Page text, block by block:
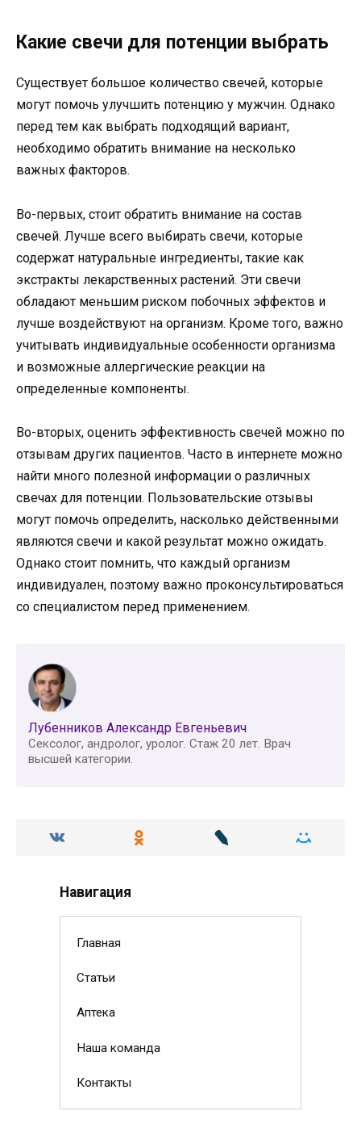
Какие свечи для потенции выбрать
Существует большое количество свечей, которые
могут помочь улучшить потенцию у мужчин. Однако
перед тем как выбрать подходящий вариант,
необходимо обратить внимание на несколько
важных факторов.
Во-первых, стоит обратить внимание на состав
свечей. Лучше всего выбирать свечи, которые
содержат натуральные ингредиенты, такие как
экстракты лекарственных растений. Эти свечи
обладают меньшим риском побочных эффектов и
лучше воздействуют на организм. Кроме того, важно
учитывать индивидуальные особенности организма
и возможные аллергические реакции на
определенные компоненты.
Во-вторых, оценить эффективность свечей можно по
отзывам других пациентов. Часто в интернете можно
найти много полезной информации о различных
свечах для потенции. Пользовательские отзывы
могут помочь определить, насколько действенными
являются свечи и какой результат можно ожидать.
Однако стоит помнить, что каждый организм
индивидуален, поэтому важно проконсультироваться
со специалистом перед применением.
Лубенников Александр Евгеньевич
Сексолог, андролог, уролог. Стаж 20 лет. Врач
высшей категории.
Навигация
Главная
Статьи
Аптека
Наша команда
Контакты